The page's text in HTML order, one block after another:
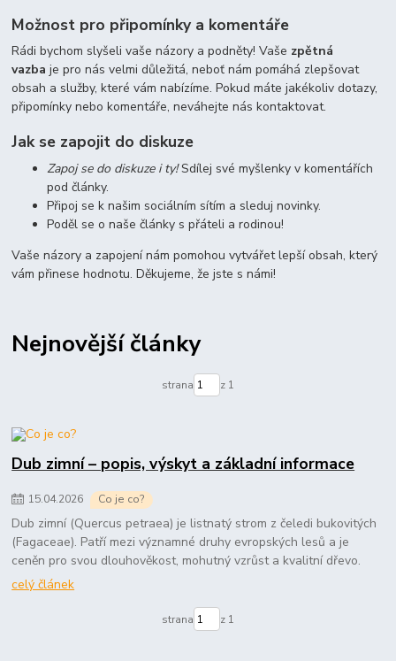
Možnost pro připomínky a komentáře
Rádi bychom slyšeli vaše názory a podněty! Vaše zpětná
vazba je pro nás velmi důležitá, neboť nám pomáhá zlepšovat
obsah a služby, které vám nabízíme. Pokud máte jakékoliv dotazy,
připomínky nebo komentáře, neváhejte nás kontaktovat.
Jak se zapojit do diskuze
Zapoj se do diskuze i ty!Sdílej své myšlenky v komentářích
pod články.
Připoj se k našim sociálním sítím a sleduj novinky.
Poděl se o naše články s přáteli a rodinou!
Vaše názory a zapojení nám pomohou vytvářet lepší obsah, který
vám přinese hodnotu. Děkujeme, že jste s námi!
Nejnovější články
strana z 1
Dub zimní – popis, výskyt a základní informace
15.04.2026 Co je co?
Dub zimní (Quercus petraea) je listnatý strom z čeledi bukovitých
(Fagaceae). Patří mezi významné druhy evropských lesů a je
ceněn pro svou dlouhověkost, mohutný vzrůst a kvalitní dřevo.
celý článek
strana z 1